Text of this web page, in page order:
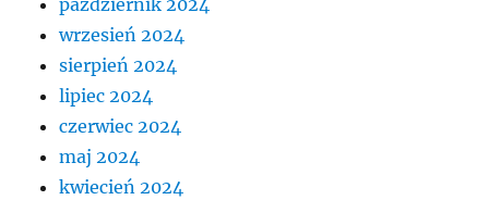
październik 2024
wrzesień 2024
sierpień 2024
lipiec 2024
czerwiec 2024
maj 2024
kwiecień 2024